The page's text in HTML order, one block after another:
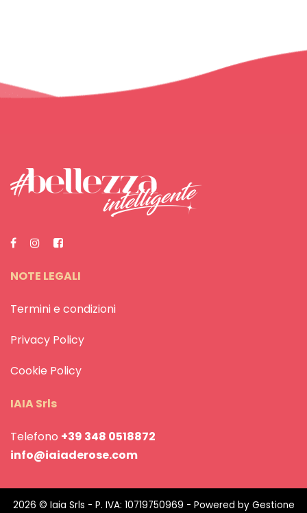
NOTE LEGALI
Termini e condizioni
Privacy Policy
Cookie Policy
IAIA Srls
Telefono +39 348 0518872
info@iaiaderose.com
2026 © Iaia Srls - P. IVA: 10719750969 - Powered by Gestione